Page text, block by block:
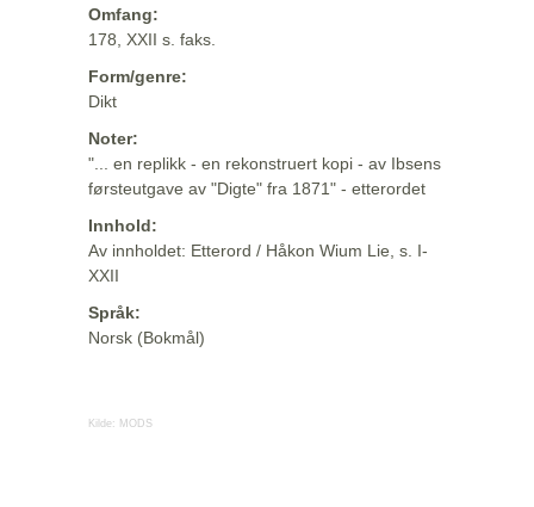
Omfang:
178, XXII s. faks.
Form/genre:
Dikt
Noter:
"... en replikk - en rekonstruert kopi - av Ibsens
førsteutgave av "Digte" fra 1871" - etterordet
Innhold:
Av innholdet: Etterord / Håkon Wium Lie, s. I-
XXII
Språk:
Norsk (Bokmål)
Kilde: MODS